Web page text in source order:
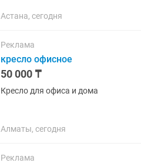
Астана, сегодня
Реклама
кресло офисное
50 000 ₸
Кресло для офиса и дома
Алматы, сегодня
Реклама